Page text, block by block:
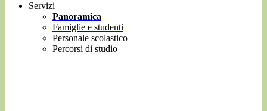
Servizi
Panoramica
Famiglie e studenti
Personale scolastico
Percorsi di studio